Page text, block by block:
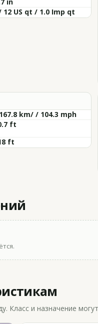
12 US qt / 1.0 Imp qt
km/ / 104.3 mph
ft
ft
и назначение